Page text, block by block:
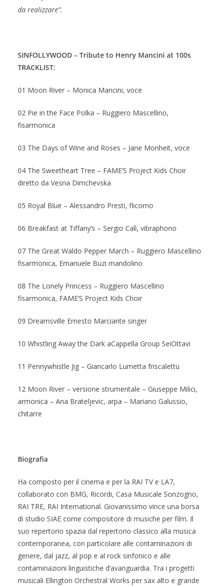
da realizzare”.
SINFOLLYWOOD – Tribute to Henry Mancini at 100s
TRACKLIST:
01 Moon River – Monica Mancini, voce
02 Pie in the Face Polka – Ruggiero Mascellino,
fisarmonica
03 The Days of Wine and Roses – Jane Monheit, voce
04 The Sweetheart Tree – FAME’S Project Kids Choir
diretto da Vesna Dimchevska
05 Royal Blue – Alessandro Presti, flicorno
06 Breakfast at Tiffany’s – Sergio Calì, vibraphono
07 The Great Waldo Pepper March – Ruggiero Mascellino
fisarmonica, Emanuele Buzi mandolino
08 The Lonely Princess – Ruggiero Mascellino
fisarmonica, FAME’S Project Kids Choir
09 Dreamsville Ernesto Marciante singer
10 Whistling Away the Dark aCappella Group SeiOttavi
11 Pennywhistle Jig – Giancarlo Lumetta friscalettu
12 Moon River – versione strumentale – Giuseppe Milici,
armonica – Ana Brateljevic, arpa – Mariano Galussio,
chitarre
Biografia
Ha composto per il cinema e per la RAI TV e LA7,
collaborato con BMG, Ricordi, Casa Musicale Sonzogno,
RAI TRE, RAI International. Giovanissimo vince una borsa
di studio SIAE come compositore di musiche per film. Il
suo repertorio spazia dal repertorio classico alla musica
contemporanea, con particolare alle contaminazioni di
genere, dal jazz, al pop e al rock sinfonico e alle
contaminazioni linguistiche d’avanguardia. Tra i progetti
musicali Ellington Orchestral Works per sax alto e grande